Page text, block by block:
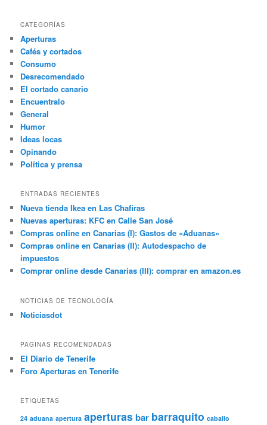
CATEGORÍAS
Aperturas
Cafés y cortados
Consumo
Desrecomendado
El cortado canario
Encuentralo
General
Humor
Ideas locas
Opinando
Política y prensa
ENTRADAS RECIENTES
Nueva tienda Ikea en Las Chafiras
Nuevas aperturas: KFC en Calle San José
Compras online en Canarias (I): Gastos de «Aduanas»
Compras online en Canarias (II): Autodespacho de
impuestos
Comprar online desde Canarias (III): comprar en amazon.es
NOTICIAS DE TECNOLOGÍA
Noticiasdot
PAGINAS RECOMENDADAS
El Diario de Tenerife
Foro Aperturas en Tenerife
ETIQUETAS
24 aduana apertura aperturas bar barraquito caballo